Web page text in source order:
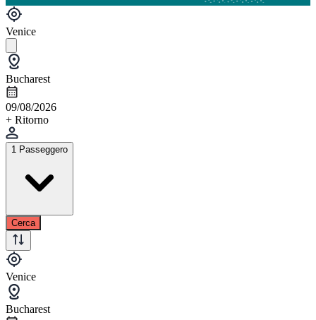
Venice
Bucharest
09/08/2026
+ Ritorno
1 Passeggero
Cerca
Venice
Bucharest